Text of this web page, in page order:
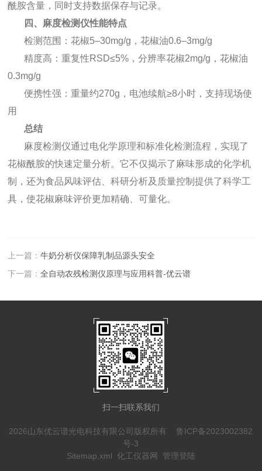
酰胺含量，同时支持数据保存与记录。
四、麻度检测仪性能特点
检测范围：花椒5–30mg/g，花椒油0.6–3mg/g
精度高：重复性RSD≤5%，分辨率花椒2mg/g，花椒油
0.3mg/g
便携性强：重量约270g，电池续航≥8小时，支持现场使
用
总结
麻度检测仪通过电化学原理和标准化检测流程，实现了
花椒酰胺的快速定量分析。它不仅揭示了麻味形成的化学机
制，还为食品风味评估、科研分析及质量控制提供了科学工
具，使花椒麻味评价更加精确、可量化。
上一篇：牛奶分析仪保障乳制品源头安全
下一篇：全自动农残检测仪原理与应用科普-优云谱
扫一扫联系我们
2026山东优云谱光电科技有限公司版权所有 鲁ICP备2023002382
号-3
Sitemap.xml 化工仪器网 管理登陆